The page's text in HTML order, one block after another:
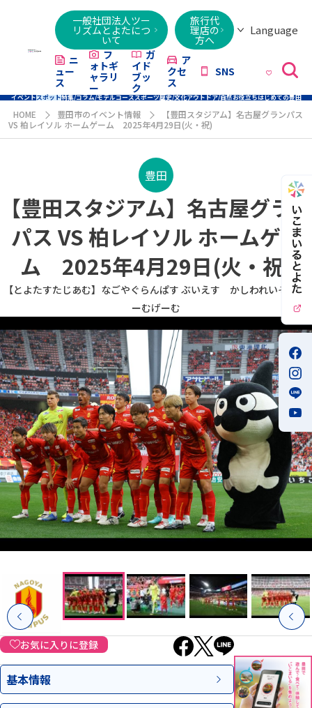
一般社団法人ツー
リズムとよたにつ
いて
旅行代
理店の
方へ
Language
Việt
ニ
ュー
ス
フ
ォトギ
ャラリ
ー
ガ
イド
ブッ
ク
ア
クセ
ス
SNS
イベントスポット特集/コラム/モデルコーススポーツ歴史/文化アウトドア/自然お役立ちはじめての豊田
HOME 豊田市のイベント情報
【豊田スタジアム】名古屋グランパス
VS 柏レイソル ホームゲーム 2025年4月29日(火・祝)
豊田
【豊田スタジアム】名古屋グラン
パス VS 柏レイソル ホームゲー
ム 2025年4月29日(火・祝)
【とよたすたじあむ】なごやぐらんぱす ぶいえす かしわれいそる ほ
ーむげーむ
お気に入りに登録
基本情報